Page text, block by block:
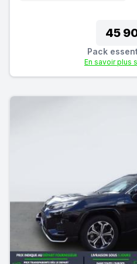
45
Pack
En savoir plus